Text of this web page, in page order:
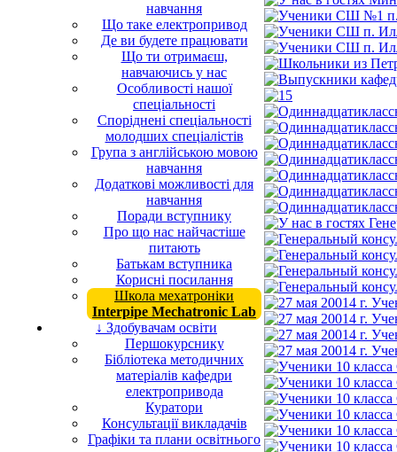
навчання
Що таке електропривод
Де ви будете працювати
Що ти отримаєш,
навчаючись у нас
Особливості нашої
спеціальності
Споріднені спеціальності
молодших спеціалістів
Група з англійською мовою
навчання
Додаткові можливості для
навчання
Поради вступнику
Про що нас найчастіше
питають
Батькам вступника
Корисні посилання
Школа мехатроніки
Interpipe Mechatronic Lab
↓ Здобувачам освіти
Першокурснику
Бібліотека методичних
матеріалів кафедри
електропривода
Куратори
Консультації викладачів
Графіки та плани освітнього